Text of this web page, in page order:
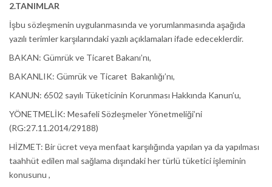
2.TANIMLAR
İşbu sözleşmenin uygulanmasında ve yorumlanmasında aşağıda
yazılı terimler karşılarındaki yazılı açıklamaları ifade edeceklerdir.
BAKAN: Gümrük ve Ticaret Bakanı’nı,
BAKANLIK: Gümrük ve Ticaret Bakanlığı’nı,
KANUN: 6502 sayılı Tüketicinin Korunması Hakkında Kanun’u,
YÖNETMELİK: Mesafeli Sözleşmeler Yönetmeliği’ni
(RG:27.11.2014/29188)
HİZMET: Bir ücret veya menfaat karşılığında yapılan ya da yapılması
taahhüt edilen mal sağlama dışındaki her türlü tüketici işleminin
konusunu ,